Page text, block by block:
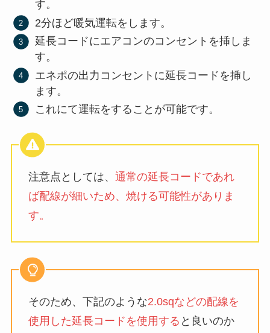
す。
2分ほど暖気運転をします。
延長コードにエアコンのコンセントを挿しま
す。
エネポの出力コンセントに延長コードを挿し
ます。
これにて運転をすることが可能です。
注意点としては、 通常の延長コードであれ
ば配線が細いため、焼ける可能性がありま
す。
そのため、下記のような2.0sqなどの配線を
使用した延長コードを使用する と良いのか